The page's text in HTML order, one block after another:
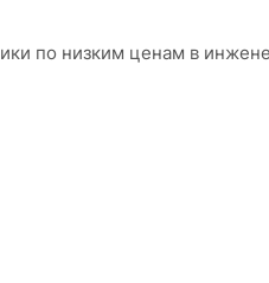
по низким ценам в